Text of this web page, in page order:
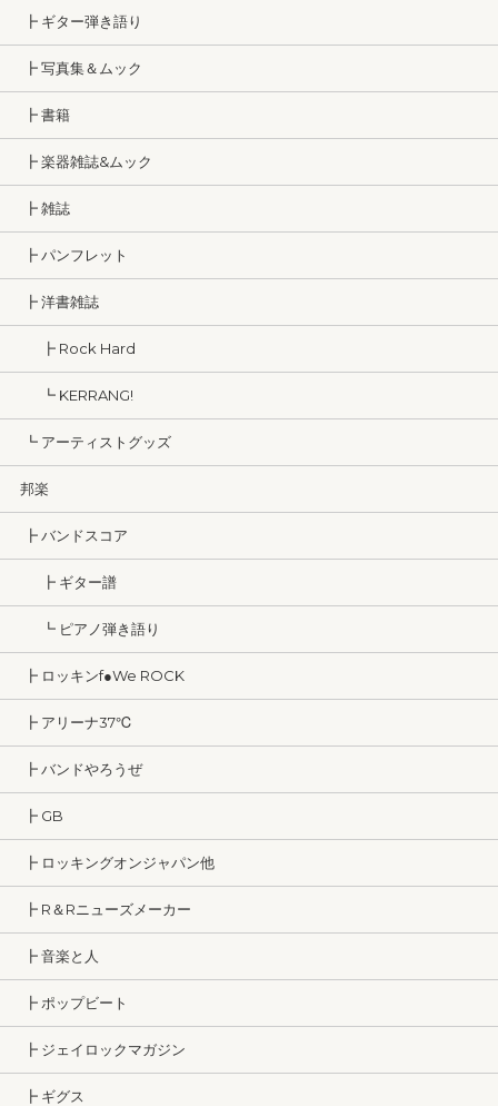
┣ ギター弾き語り
┣ 写真集＆ムック
┣ 書籍
┣ 楽器雑誌&ムック
┣ 雑誌
┣ パンフレット
┣ 洋書雑誌
┣ Rock Hard
┗ KERRANG!
┗ アーティストグッズ
邦楽
┣ バンドスコア
┣ ギター譜
┗ ピアノ弾き語り
┣ ロッキンf●We ROCK
┣ アリーナ37℃
┣ バンドやろうぜ
┣ GB
┣ ロッキングオンジャパン他
┣ R＆Rニューズメーカー
┣ 音楽と人
┣ ポップビート
┣ ジェイロックマガジン
┣ ギグス